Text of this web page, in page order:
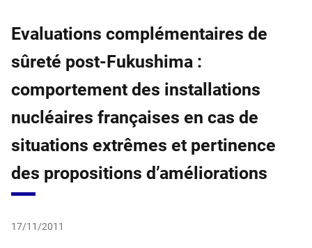
Evaluations complémentaires de
sûreté post-Fukushima :
comportement des installations
nucléaires françaises en cas de
situations extrêmes et pertinence
des propositions d’améliorations
17/11/2011